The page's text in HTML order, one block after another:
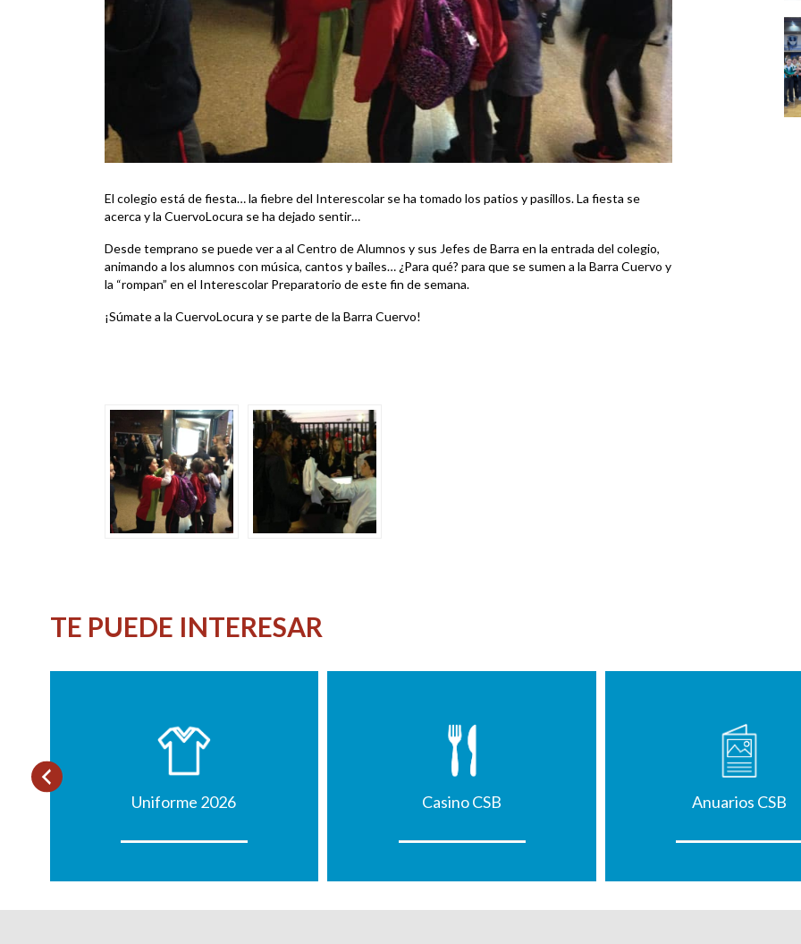
El colegio está de fiesta… la fiebre del Interescolar se ha tomado los patios y pasillos. La fiesta se
acerca y la CuervoLocura se ha dejado sentir…
Desde temprano se puede ver a al Centro de Alumnos y sus Jefes de Barra en la entrada del colegio,
animando a los alumnos con música, cantos y bailes… ¿Para qué? para que se sumen a la Barra Cuervo y
la “rompan” en el Interescolar Preparatorio de este fin de semana.
¡Súmate a la CuervoLocura y se parte de la Barra Cuervo!
TE PUEDE INTERESAR
Uniforme 2026 Casino CSB Anuarios CSB